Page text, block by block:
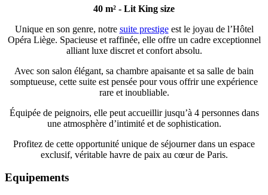
40 m² - Lit King size
Unique en son genre, notre suite prestigeest le joyau de l’Hôtel
Opéra Liège. Spacieuse et raffinée, elle offre un cadre exceptionnel
alliant luxe discret et confort absolu.
Avec son salon élégant, sa chambre apaisante et sa salle de bain
somptueuse, cette suite est pensée pour vous offrir une expérience
rare et inoubliable.
Équipée de peignoirs, elle peut accueillir jusqu’à 4 personnes dans
une atmosphère d’intimité et de sophistication.
Profitez de cette opportunité unique de séjourner dans un espace
exclusif, véritable havre de paix au cœur de Paris.
Equipements